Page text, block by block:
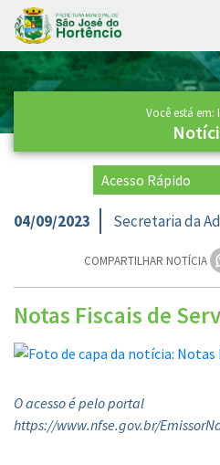
Ir para conteúdo principal
Conteúdo Principal
Você está em:
04/09/2023 Secretaria da
COMPARTILHAR NOTÍCIA
Notas Fiscais de
O acesso é pelo portal
https://www.nfse.gov.br/